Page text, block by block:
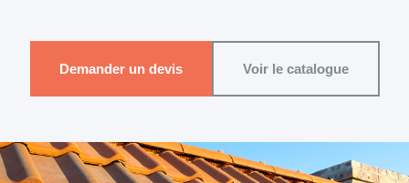
Demander un devis Voir le catalogue